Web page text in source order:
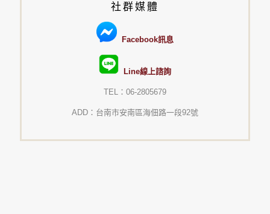
社群媒體
Facebook訊息
Line線上諮詢
TEL：06-2805679
ADD：台南市安南區海佃路一段92號